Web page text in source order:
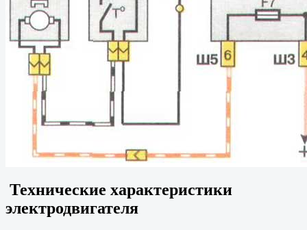
Технические характеристики
электродвигателя